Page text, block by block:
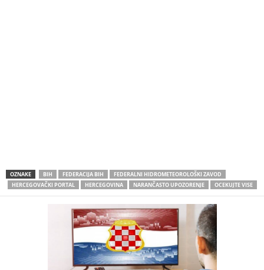
OZNAKE BIH FEDERACIJA BIH
FEDERALNI HIDROMETEOROLOŠKI ZAVOD
HERCEGOVAČKI PORTAL
HERCEGOVINA NARANČASTO UPOZORENJE OCEKUJTE VISE